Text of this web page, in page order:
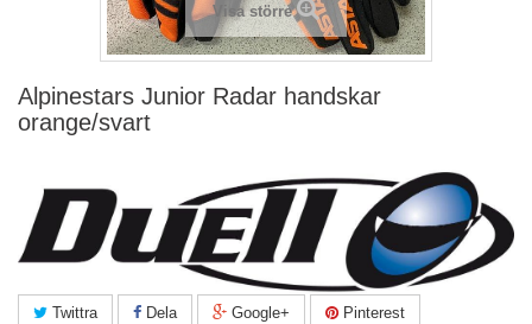
Visa större
Alpinestars Junior Radar handskar
orange/svart
Twittra Dela Google+ Pinterest